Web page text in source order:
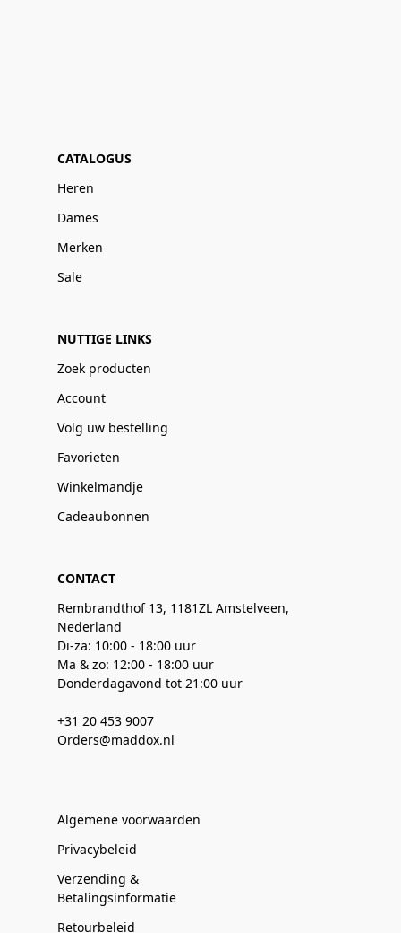
CATALOGUS
Heren
Dames
Merken
Sale
NUTTIGE LINKS
Zoek producten
Account
Volg uw bestelling
Favorieten
Winkelmandje
Cadeaubonnen
CONTACT
Rembrandthof 13, 1181ZL Amstelveen,
Nederland
Di-za: 10:00 - 18:00 uur
Ma & zo: 12:00 - 18:00 uur
Donderdagavond tot 21:00 uur
+31 20 453 9007
Orders@maddox.nl
Algemene voorwaarden
Privacybeleid
Verzending &
Betalingsinformatie
Retourbeleid